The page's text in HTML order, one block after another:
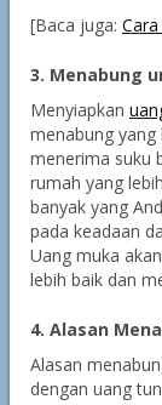
[Baca juga:
3. Menabung
Menyiapkan
menabung yang
menerima suku
rumah yang
banyak yang
pada keadaan
Uang muka
lebih baik dan
4. Alasan
Alasan
dengan uang